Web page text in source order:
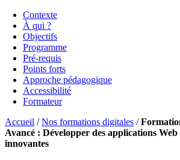
Contexte
À qui ?
Objectifs
Programme
Pré-requis
Points forts
Approche pédagogique
Accessibilité
Formateur
Accueil /Nos formations digitales /
Avancé : Développer des applications
innovantes